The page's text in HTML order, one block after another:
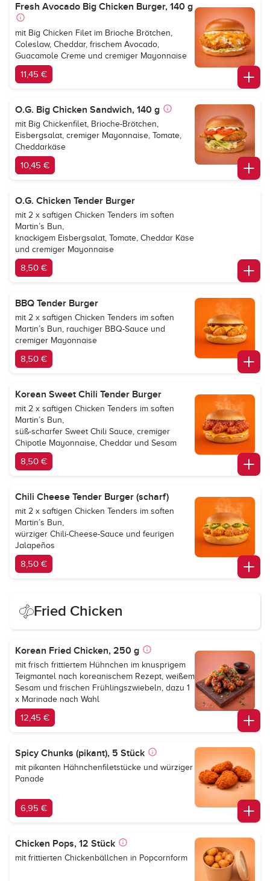
Fresh Avocado Big Chicken Burger, 140 g
mit Big Chicken Filet im Brioche Brötchen,
Coleslaw, Cheddar, frischem Avocado,
Guacamole Creme und cremiger Mayonnaise
11,45 €
O.G. Big Chicken Sandwich, 140 g
mit Big Chickenfilet, Brioche-Brötchen,
Eisbergsalat, cremiger Mayonnaise, Tomate,
Cheddarkäse
10,45 €
O.G. Chicken Tender Burger
mit 2 x saftigen Chicken Tenders im soften
Martin’s Bun,
knackigem Eisbergsalat, Tomate, Cheddar Käse
und cremiger Mayonnaise
8,50 €
BBQ Tender Burger
mit 2 x saftigen Chicken Tenders im soften
Martin’s Bun, rauchiger BBQ-Sauce und
cremiger Mayonnaise
8,50 €
Korean Sweet Chili Tender Burger
mit 2 x saftigen Chicken Tenders im soften
Martin’s Bun,
süß-scharfer Sweet Chili Sauce, cremiger
Chipotle Mayonnaise, Cheddar und Sesam
8,50 €
Chili Cheese Tender Burger (scharf)
mit 2 x saftigen Chicken Tenders im soften
Martin’s Bun,
würziger Chili-Cheese-Sauce und feurigen
Jalapeños
8,50 €
Fried Chicken
Korean Fried Chicken, 250 g
mit frisch frittiertem Hühnchen im knusprigem
Teigmantel nach koreanischem Rezept, weißem
Sesam und frischen Frühlingszwiebeln, dazu 1
x Marinade nach Wahl
12,45 €
Spicy Chunks (pikant), 5 Stück
mit pikanten Hähnchenfiletstücke und würziger
Panade
6,95 €
Chicken Pops, 12 Stück
mit frittierten Chickenbällchen in Popcornform